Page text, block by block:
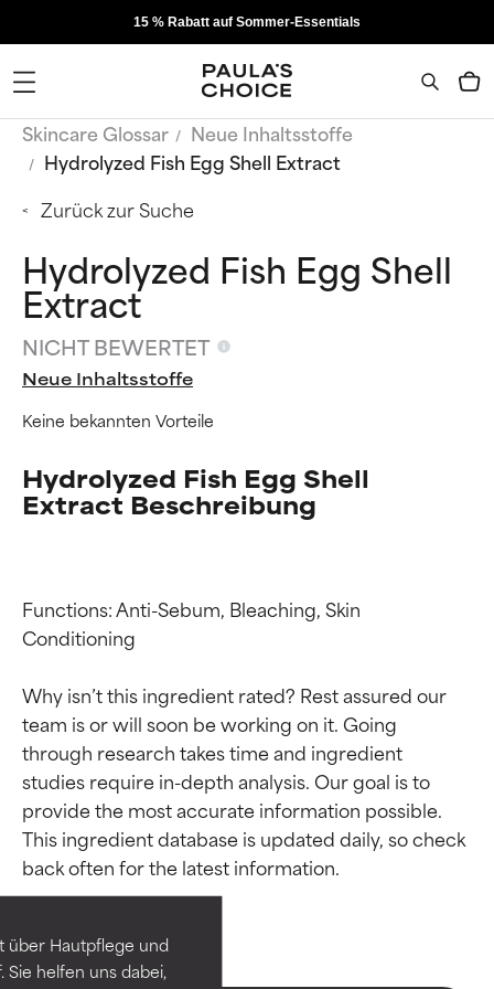
über Hautpflege und
helfen uns dabei,
15 % Rabatt auf Sommer-Essentials
Skincare Glossar
Neue Inhaltsstoffe
Hydrolyzed Fish Egg Shell Extract
Zurück zur Suche
Hydrolyzed Fish Egg Shell
Extract
NICHT BEWERTET
Neue Inhaltsstoffe
Keine bekannten Vorteile
Hydrolyzed Fish Egg Shell
Extract Beschreibung
Functions: Anti-Sebum, Bleaching, Skin
Conditioning
Why isn’t this ingredient rated? Rest assured our
team is or will soon be working on it. Going
through research takes time and ingredient
studies require in-depth analysis. Our goal is to
provide the most accurate information possible.
This ingredient database is updated daily, so check
Bewertung der
Inhaltsstoffe
Erwiesen und durch
unabhängige Studien belegt.
Bewertung der
Inhaltsstoffe
Erwiesen und durch
unabhängige Studien belegt.